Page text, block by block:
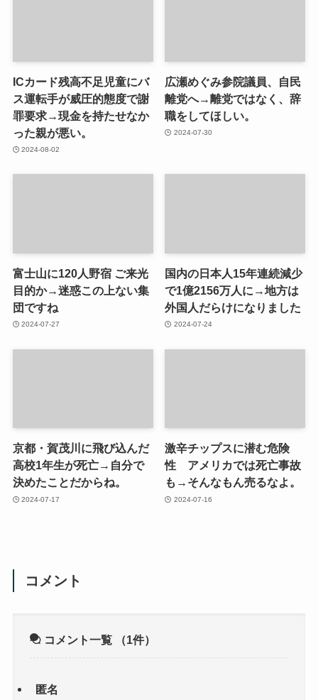
ICカード残高不足児童にバ
ス運転手が威圧的態度で謝
罪要求→現金を持たせなか
った親が悪い。
2024-08-02
広瀬めぐみ参院議員、自民
離党へ→離党ではなく、辞
職をしてほしい。
2024-07-30
富士山に120人野宿 ご来光
目的か→迷惑この上ない集
団ですね
2024-07-27
国内の日本人15年連続減少
で1億2156万人に→地方は
外国人だらけになりました
2024-07-24
京都・賀茂川に飛び込んだ
高校1年生が死亡→自分で
決めたことだからね。
2024-07-17
激辛チップスに潜む危険
性 アメリカでは死亡事故
も→そんなもん売るなよ。
2024-07-16
コメント
コメント一覧 （1件）
匿名